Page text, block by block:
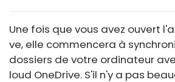
Une fois que vous avez ouvert
ve, elle commencera à
dossiers de votre ordinateur
loud OneDrive. S'il n'y a pas